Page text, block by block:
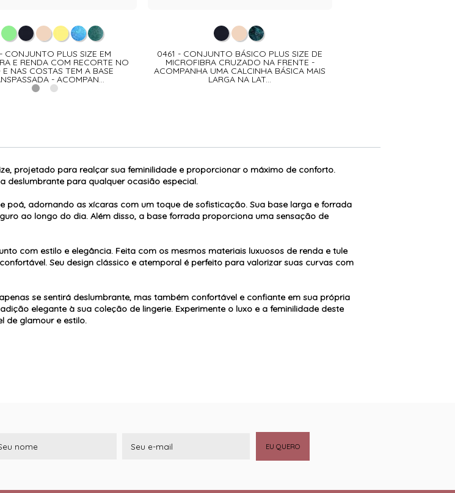
CONJUNTO PLUS SIZE EM
E RENDA COM RECORTE NO
NAS COSTAS TEM A BASE
- ACOMPAN...
0461 - CONJUNTO BÁSICO PLUS SIZE DE
MICROFIBRA CRUZADO NA FRENTE -
ACOMPANHA UMA CALCINHA BÁSICA MAIS
LARGA NA LAT...
projetado para realçar sua feminilidade e proporcionar o máximo de conforto.
deslumbrante para qualquer ocasião especial.
adornando as xícaras com um toque de sofisticação. Sua base larga e forrada
ao longo do dia. Além disso, a base forrada proporciona uma sensação de
com estilo e elegância. Feita com os mesmos materiais luxuosos de renda e tule
Seu design clássico e atemporal é perfeito para valorizar suas curvas com
se sentirá deslumbrante, mas também confortável e confiante em sua própria
elegante à sua coleção de lingerie. Experimente o luxo e a feminilidade deste
de glamour e estilo.
EU QUERO